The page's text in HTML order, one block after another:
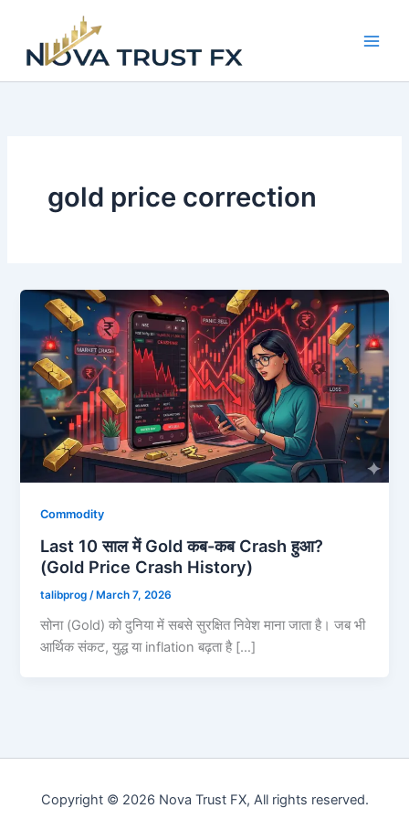
content
gold price correction
Commodity
Last 10 साल में Gold कब-कब Crash हुआ?
(Gold Price Crash History)
talibprog /March 7, 2026
सोना (Gold) को दुनिया में सबसे सुरक्षित निवेश माना जाता है। जब भी
आर्थिक संकट, युद्ध या inflation बढ़ता है […]
Copyright © 2026 Nova Trust FX, All rights reserved.